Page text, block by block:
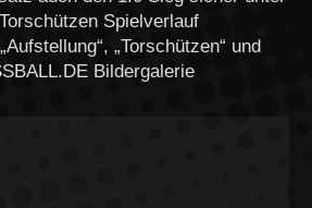
Spielverlauf
„Torschützen“ und
Bildergalerie